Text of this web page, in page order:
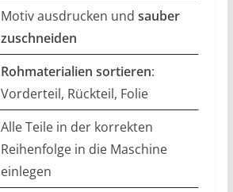
Motiv ausdrucken und sauber
zuschneiden
Rohmaterialien sortieren:
Vorderteil, Rückteil, Folie
Alle Teile in der korrekten
Reihenfolge in die Maschine
einlegen